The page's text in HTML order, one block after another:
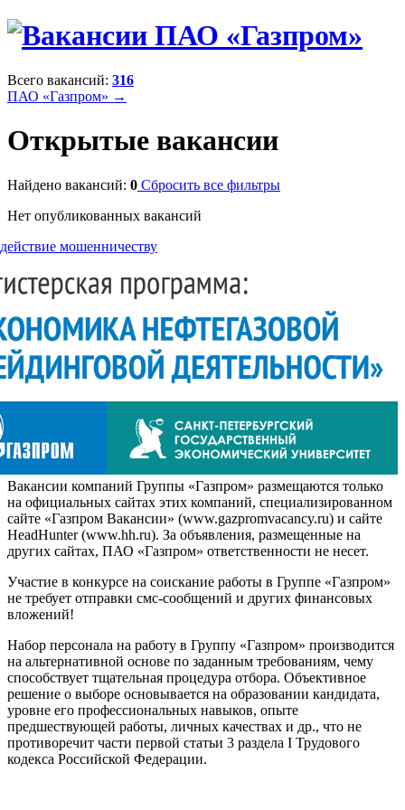
Всего вакансий: 316
ПАО «Газпром» →
Открытые вакансии
Найдено вакансий: 0 Сбросить все фильтры
Нет опубликованных вакансий
мошенничеству
Вакансии компаний Группы «Газпром» размещаются только
на официальных сайтах этих компаний, специализированном
сайте «Газпром Вакансии» (www.gazpromvacancy.ru) и сайте
HeadHunter (www.hh.ru). За объявления, размещенные на
других сайтах, ПАО «Газпром» ответственности не несет.
Участие в конкурсе на соискание работы в Группе «Газпром»
не требует отправки смс-сообщений и других финансовых
вложений!
Набор персонала на работу в Группу «Газпром» производится
на альтернативной основе по заданным требованиям, чему
способствует тщательная процедура отбора. Объективное
решение о выборе основывается на образовании кандидата,
уровне его профессиональных навыков, опыте
предшествующей работы, личных качествах и др., что не
противоречит части первой статьи 3 раздела I Трудового
кодекса Российской Федерации.